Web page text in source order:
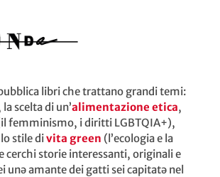
libri che trattano grandi temi:
la scelta di un’alimentazione etica,
femminismo, i diritti LGBTQIA+),
stile divita green (l’ecologia e la
cerchi storie interessanti, originali e
unə amante dei gatti sei capitatə nel